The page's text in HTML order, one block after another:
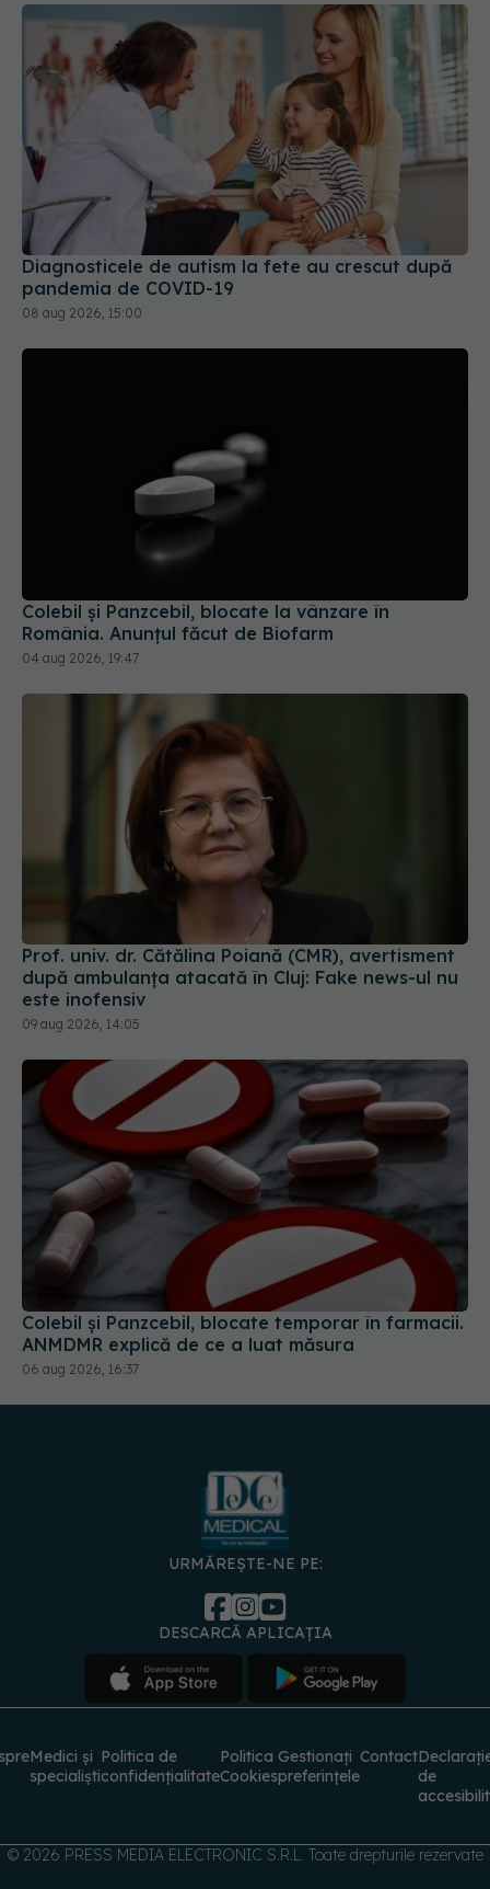
Diagnosticele de autism la fete au crescut după
pandemia de COVID-19
08 aug 2026, 15:00
Colebil și Panzcebil, blocate la vânzare în
România. Anunțul făcut de Biofarm
04 aug 2026, 19:47
Prof. univ. dr. Cătălina Poiană (CMR), avertisment
după ambulanța atacată în Cluj: Fake news-ul nu
este inofensiv
09 aug 2026, 14:05
Colebil și Panzcebil, blocate temporar în farmacii.
ANMDMR explică de ce a luat măsura
06 aug 2026, 16:37
URMĂREȘTE-NE PE:
DESCARCĂ APLICAȚIA
Medici și
specialiști
Politica de
confidențialitate
Politica
Cookies
Gestionați
preferințele
Contact
de
© 2026 PRESS MEDIA ELECTRONIC S.R.L. Toate drepturile rezervate